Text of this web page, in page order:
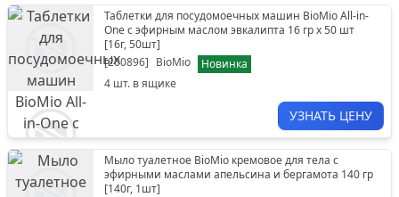
Таблетки для посудомоечных машин BioMio All-in-
One с эфирным маслом эвкалипта 16 гр х 50 шт
[16г, 50шт]
[200896] BioMio
Новинка
4 шт. в ящике
УЗНАТЬ ЦЕНУ
Мыло туалетное BioMio кремовое для тела с
эфирными маслами апельсина и бергамота 140 гр
[140г, 1шт]